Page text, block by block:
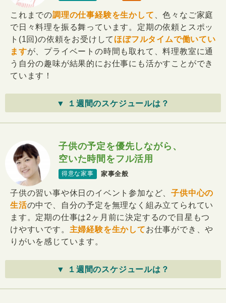
これまでの調理の仕事経験を生かして 、色々なご家庭
で日々料理を振る舞っています。定期の依頼とスポッ
ト(1回)の依頼をお受けして ほぼフルタイムで働いてい
ますが、プライベートの時間も取れて、料理教室に通
う自分の趣味が結果的にお仕事にも活かすことができ
ています！
▼ １週間のスケジュールは？
子供の予定を優先しながら、
空いた時間をフル活用
得意な家事 家事全般
子供の習い事や休日のイベント参加など、子供中心の
生活の中で、自分の予定を無理なく組み立てられてい
ます。定期の仕事は2ヶ月前に決定するので目星もつ
けやすいです。 主婦経験を生かしてお仕事ができ、や
りがいを感じています。
▼ １週間のスケジュールは？